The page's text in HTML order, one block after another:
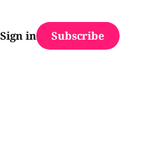
Sign in Subscribe